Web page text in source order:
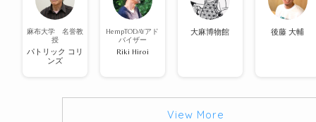
麻布大学 名誉教
授
パトリック コリ
ンズ
HempTODAYアド
バイザー
Riki Hiroi
大麻博物館 後藤 大輔
View More